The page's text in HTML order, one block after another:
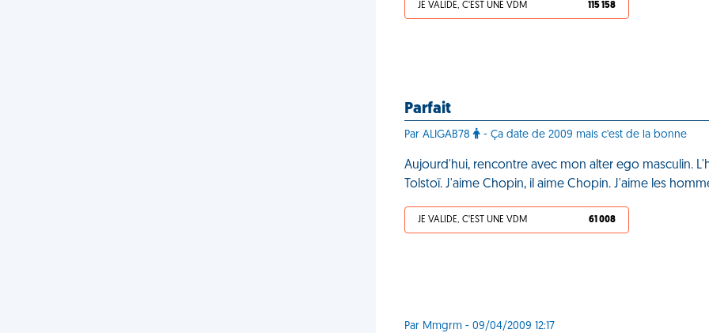
JE VALIDE, C'EST UNE VDM 115 158
Parfait
Par ALIGAB78 - Ça date de 2009 mais c'est de la bonne
Aujourd'hui, rencontre avec mon alter ego masculin.
Tolstoï. J'aime Chopin, il aime Chopin. J'aime les
JE VALIDE, C'EST UNE VDM 61 008
Par Mmgrm - 09/04/2009 12:17